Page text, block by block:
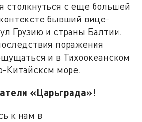
столкнуться с еще большей
бывший вице-
Грузию и страны Балтии.
поражения
и в Тихоокеанском
Китайском море.
«Царьграда»!
к нам в